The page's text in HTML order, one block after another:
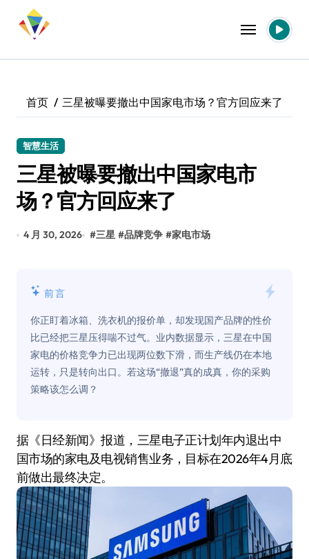
首页 三星被曝要撤出中国家电市场？官方回应来了
智慧生活
三星被曝要撤出中国家电市
场？官方回应来了
4 月 30, 2026 #三星 #品牌竞争 #家电市场
前言
你正盯着冰箱、洗衣机的报价单，却发现国产品牌的性价
比已经把三星压得喘不过气。业内数据显示，三星在中国
家电的价格竞争力已出现两位数下滑，而生产线仍在本地
运转，只是转向出口。若这场“撤退”真的成真，你的采购
策略该怎么调？
据《日经新闻》报道，三星电子正计划年内退出中
国市场的家电及电视销售业务，目标在2026年4月底
前做出最终决定。